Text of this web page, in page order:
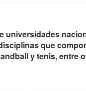
universidades
que
y tenis, entre